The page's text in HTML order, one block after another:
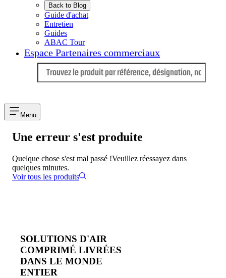
Back to Blog
Guide d'achat
Entretien
Guides
ABAC Tour
Espace Partenaires commerciaux
Menu
Une erreur s'est produite
Quelque chose s'est mal passé !Veuillez réessayez dans
quelques minutes.
Voir tous les produits
SOLUTIONS D'AIR
COMPRIMÉ LIVRÉES
DANS LE MONDE
ENTIER